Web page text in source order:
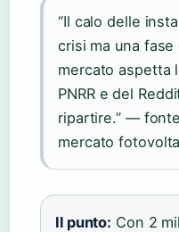
“Il calo delle
crisi ma una
mercato aspetta
PNRR e del
ripartire.” —
mercato
Il punto: Con 2